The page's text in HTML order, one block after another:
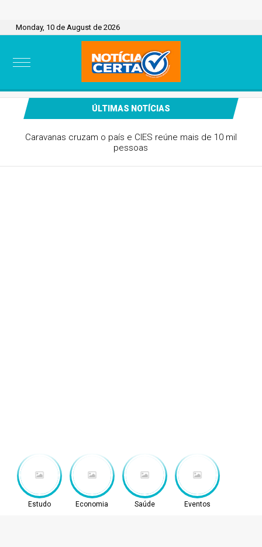
Monday, 10 de August de 2026
ÚLTIMAS NOTÍCIAS
Caravanas cruzam o país e CIES reúne mais de 10 mil
pessoas
Estudo Economia Saúde Eventos